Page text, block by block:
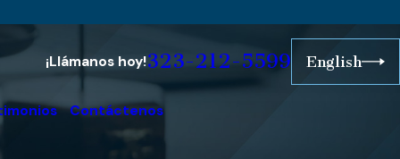
¡Llámanos hoy!323-212-5599 English
Contáctenos